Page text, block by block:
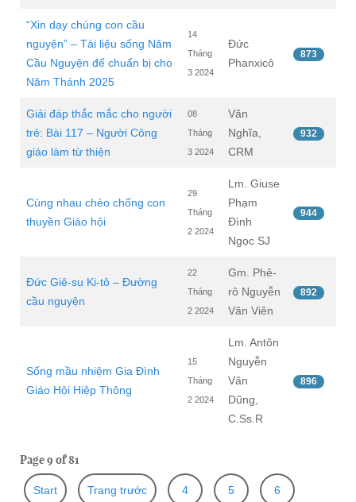
“Xin dạy chúng con cầu
nguyện” – Tài liệu sống Năm
Cầu Nguyện để chuẩn bị cho
Năm Thánh 2025
14
Tháng
3 2024
Đức
Phanxicô
873
Giải đáp thắc mắc cho người
trẻ: Bài 117 – Người Công
giáo làm từ thiện
08
Tháng
3 2024
Văn
Nghĩa,
CRM
932
Cùng nhau chèo chống con
thuyền Giáo hội
29
Tháng
2 2024
Lm. Giuse
Phạm
Đình
Ngọc SJ
944
Đức Giê-su Ki-tô – Đường
cầu nguyện
22
Tháng
2 2024
Gm. Phê-
rô Nguyễn
Văn Viên
892
Sống mầu nhiệm Gia Đình
Giáo Hội Hiệp Thông
15
Tháng
2 2024
Lm. Antôn
Nguyễn
Văn
Dũng,
C.Ss.R
896
Page 9 of 81
Start Trang trước 4 5 6